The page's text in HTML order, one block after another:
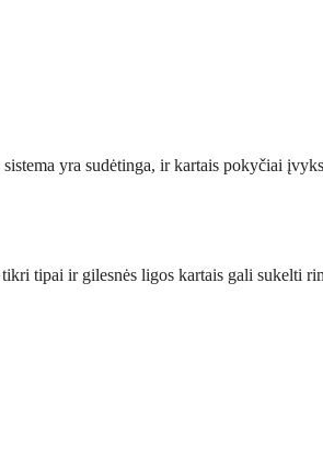
yra sudėtinga, ir kartais pokyčiai
tipai ir gilesnės ligos kartais gali sukelti